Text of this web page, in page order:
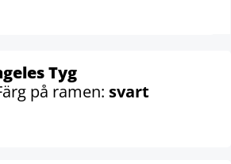
Tyg
på ramen: svart